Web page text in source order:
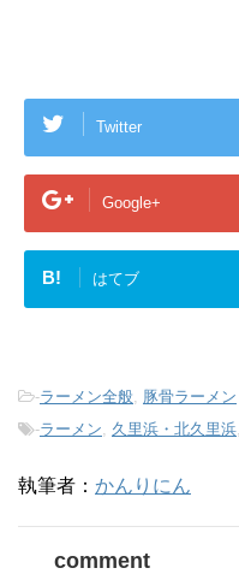
Twitter
Google+
B! はてブ
-ラーメン全般
豚骨ラーメン
-ラーメン 久里浜・北久里浜
執筆者： かんりにん
comment